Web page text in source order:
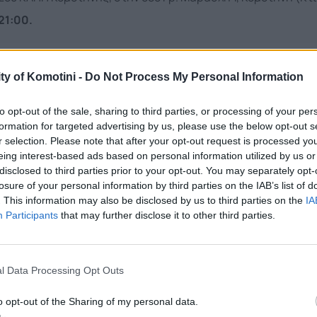
of Komotini - Do Not Process My Personal Information
opt-out of the sale, sharing to third parties, or processing of your
for targeted advertising by us, please use the below opt-out
selection. Please note that after your opt-out request is processed
interest-based ads based on personal information utilized by us
to third parties prior to your opt-out. You may separately
of your personal information by third parties on the IAB’s list of
This information may also be disclosed by us to third parties on the
Participants that may further disclose it to other third parties.
Data Processing Opt Outs
opt-out of the Sharing of my personal data.
υπεύθυνη για τον συντονισμό και τις
Προϊσταμένη του Β΄ΚΑΠΗ Κομοτηνής, Δήμητρα
αναπληρωτή τον Συμεών Μαυρίδη, Προϊστάμενο στο
του Δήμου Κομοτηνής -τηλέφωνο 2531022535.
τις 9:00 έως τις 15:00 το τηλέφωνο επικοινωνίας
τις 15:00 έως τις 21:00 το τηλέφωνο επικοινωνίας